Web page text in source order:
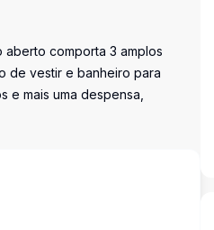
aberto comporta 3 amplos
de vestir e banheiro para
e mais uma despensa,